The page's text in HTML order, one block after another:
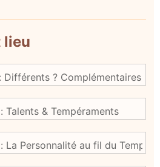
lieu